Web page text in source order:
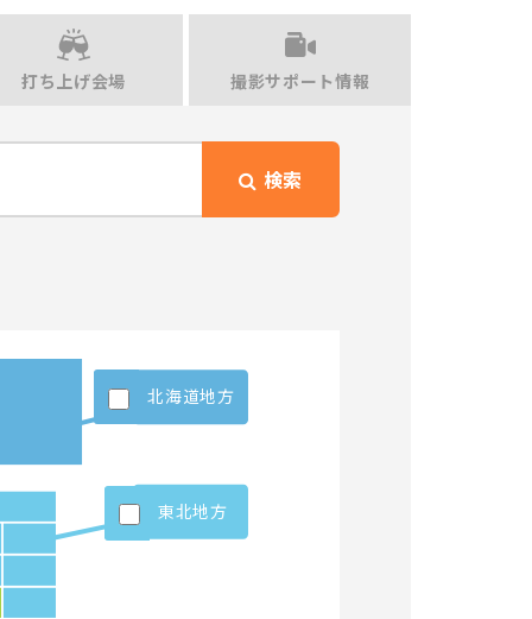
打ち上げ会場 撮影サポート情報
検索
東北地方
北海道地方